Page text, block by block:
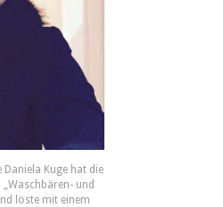
Daniela Kuge hat die
„Waschbären- und
löste mit einem